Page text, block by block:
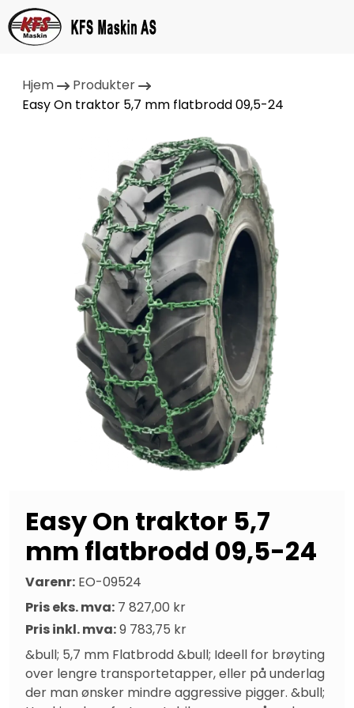
Hjem
Produkter
Easy On traktor 5,7 mm flatbrodd 09,5-24
Easy On traktor 5,7
mm flatbrodd 09,5-24
Varenr: EO-09524
Pris eks. mva: 7 827,00 kr
Pris inkl. mva:9 783,75 kr
&bull; 5,7 mm Flatbrodd &bull; Ideell for brøyting
over lengre transportetapper, eller på underlag
der man ønsker mindre aggressive pigger. &bull;